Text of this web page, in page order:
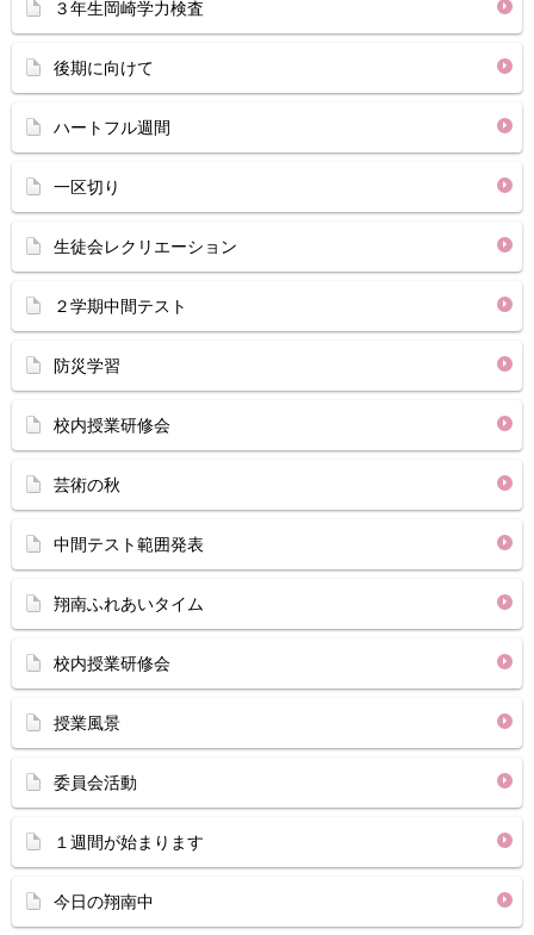
３年生岡崎学力検査
後期に向けて
ハートフル週間
一区切り
生徒会レクリエーション
２学期中間テスト
防災学習
校内授業研修会
芸術の秋
中間テスト範囲発表
翔南ふれあいタイム
校内授業研修会
授業風景
委員会活動
１週間が始まります
今日の翔南中